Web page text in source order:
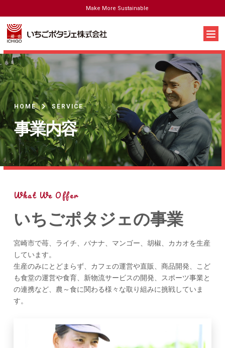
Make More Sustainable
HOME SERVICE
事業内容
What We Offer
いちごポタジェの事業
宮崎市で苺、ライチ、バナナ、マンゴー、胡椒、カカオを生産
しています。
生産のみにとどまらず、カフェの運営や直販、商品開発、こど
も食堂の運営や食育、新物流サービスの開発、スポーツ事業と
の連携など、 農～食に関わる様々な取り組みに挑戦していま
す。